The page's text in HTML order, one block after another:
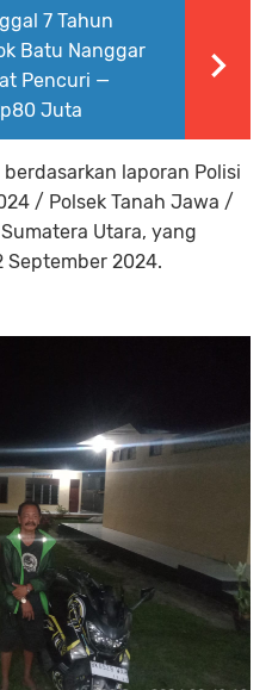
7 Tahun
Batu Nanggar
Pencuri —
Juta
laporan Polisi
/ Polsek Tanah Jawa /
Utara, yang
2024.